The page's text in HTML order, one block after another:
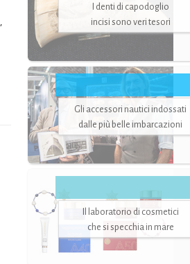
,
I denti di capodoglio
incisi sono veri tesori
Gli accessori nautici indossati
dalle più belle imbarcazioni
Il laboratorio di cosmetici
che si specchia in mare